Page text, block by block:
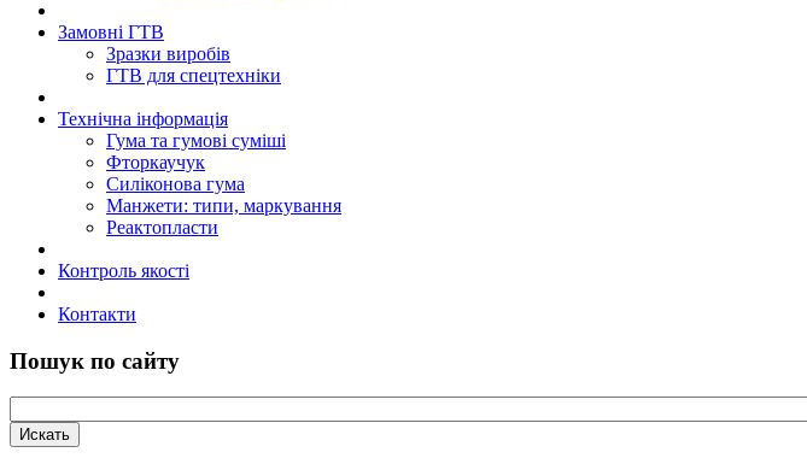
Замовні ГТВ
Зразки виробів
ГТВ для спецтехніки
Технічна інформація
Гума та гумові суміші
Фторкаучук
Силіконова гума
Манжети: типи, маркування
Реактопласти
Контроль якості
Контакти
Пошук по сайту